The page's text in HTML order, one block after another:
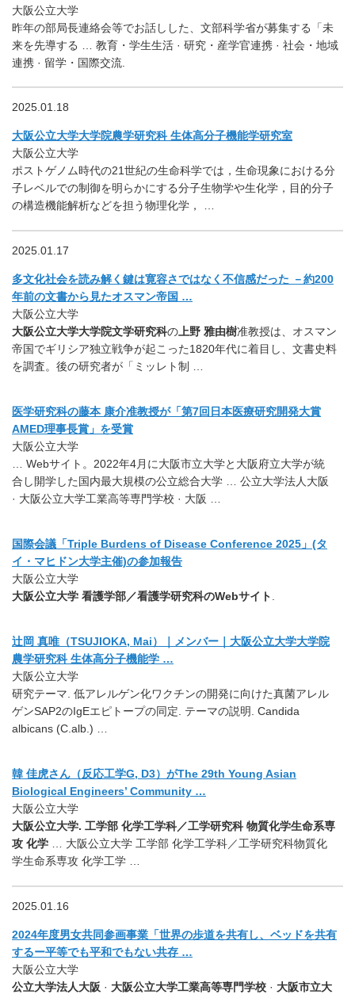
大阪公立大学
昨年の部局長連絡会等でお話しした、文部科学省が募集する「未
来を先導する … 教育・学生生活 · 研究・産学官連携 · 社会・地域
連携 · 留学・国際交流.
2025.01.18
大阪公立大学大学院農学研究科 生体高分子機能学研究室
大阪公立大学
ポストゲノム時代の21世紀の生命科学では，生命現象における分
子レベルでの制御を明らかにする分子生物学や生化学，目的分子
の構造機能解析などを担う物理化学， …
2025.01.17
多文化社会を読み解く鍵は寛容さではなく不信感だった －約200
年前の文書から見たオスマン帝国 …
大阪公立大学
大阪公立大学大学院文学研究科の 上野 雅由樹准教授は、オスマン
帝国でギリシア独立戦争が起こった1820年代に着目し、文書史料
を調査。後の研究者が「ミッレト制 …
医学研究科の藤本 康介准教授が「第7回日本医療研究開発大賞
AMED理事長賞」を受賞
大阪公立大学
… Webサイト。2022年4月に大阪市立大学と大阪府立大学が統
合し開学した国内最大規模の公立総合大学 … 公立大学法人大阪
· 大阪公立大学工業高等専門学校 · 大阪 …
国際会議「Triple Burdens of Disease Conference 2025」(タ
イ・マヒドン大学主催)の参加報告
大阪公立大学
大阪公立大学 看護学部／看護学研究科のWebサイト
辻岡 真唯（TSUJIOKA, Mai）｜メンバー｜大阪公立大学大学院
農学研究科 生体高分子機能学 …
大阪公立大学
研究テーマ. 低アレルゲン化ワクチンの開発に向けた真菌アレル
ゲンSAP2のIgEエピトープの同定. テーマの説明. Candida
albicans (C.alb.) …
韓 佳虎さん（反応工学G, D3）がThe 29th Young Asian
Biological Engineers’ Community …
大阪公立大学
大阪公立大学. 工学部 化学工学科／⼯学研究科 物質化学⽣命系専
攻 化学 … 大阪公立大学 工学部 化学工学科／⼯学研究科物質化
学⽣命系専攻 化学⼯学 …
2025.01.16
2024年度男女共同参画事業「世界の歩道を共有し、ベッドを共有
するー平等でも平和でもない共存 …
大阪公立大学
公立大学法人大阪 · 大阪公立大学工業高等専門学校 · 大阪市立大